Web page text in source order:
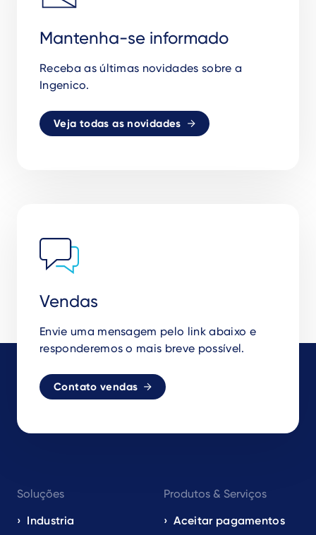
Mantenha-se informado
Receba asúltimas novidades sobre a
Ingenico.
Veja todas as novidades
Vendas
Envie uma mensagem pelo link abaixo e
responderemos o mais breve possível.
Contato vendas
navigation
EN
Soluções
Industria
Produtos & Serviços
Aceitar pagamentos